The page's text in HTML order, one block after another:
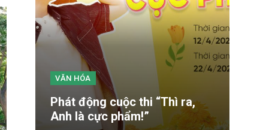
VĂN HÓA
Phát động cuộc thi “Thì ra,
Anh là cực phẩm!”